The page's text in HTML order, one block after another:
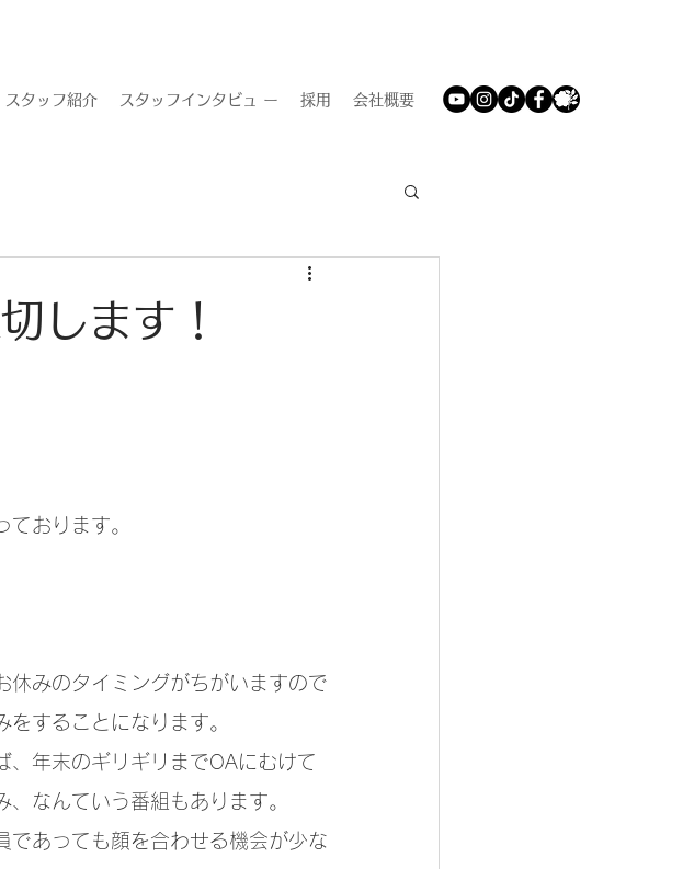
スタッフ紹介 スタッフインタビュ ー 採用 会社概要
します！
おります。
休みのタイミングがちがいますので
することになります。
、年末のギリギリまでOAにむけて
なんていう番組もあります。
であっても顔を合わせる機会が少な